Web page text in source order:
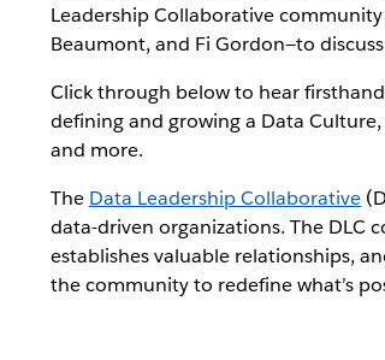
Leadership Collaborative
Beaumont, and Fi Gordon—to
Click through below to hear
defining and growing a Data
and more.
The Data Leadership Collaborative
data-driven organizations. The DLC
establishes valuable relationships,
the community to redefine what’s